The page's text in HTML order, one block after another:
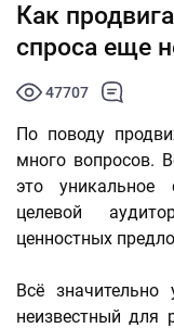
Как
спроса еще
47707
По поводу
много вопросов.
это уникальное
целевой
ценностных
Всё значительно
неизвестный для